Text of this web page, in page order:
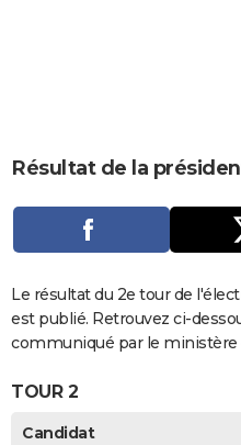
CARTE DE VOEUX
DICTIONNAIRE
Dictionnaire
Biographies
Expressions
Proverbes
PROGRAMME TV
COPAINS D'AVANT
S'inscrire
Se connecter
Lycées
Collèges
Primaires
Universités
Entreprises
Service militaire
Avis de recherche
AVIS DE DÉCÈS
FORUM
Bricolage
Culture
Television
Voyage
Résultat de la
Le résultat du 2e tour de
est publié. Retrouvez ci-
communiqué par le ministère
TOUR 2
Candidat